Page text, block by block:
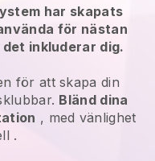
har skapats
för nästan
inkluderar dig.
för att skapa din
Bländ dina
, med vänlighet
.